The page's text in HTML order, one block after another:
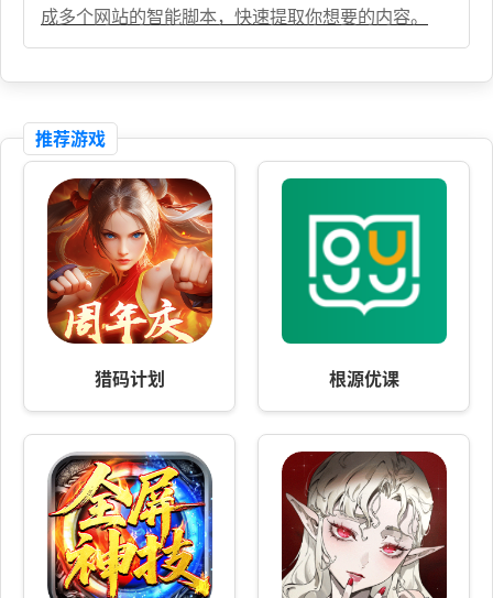
成多个网站的智能脚本，快速提取你想要的内容。
推荐游戏
猎码计划 根源优课